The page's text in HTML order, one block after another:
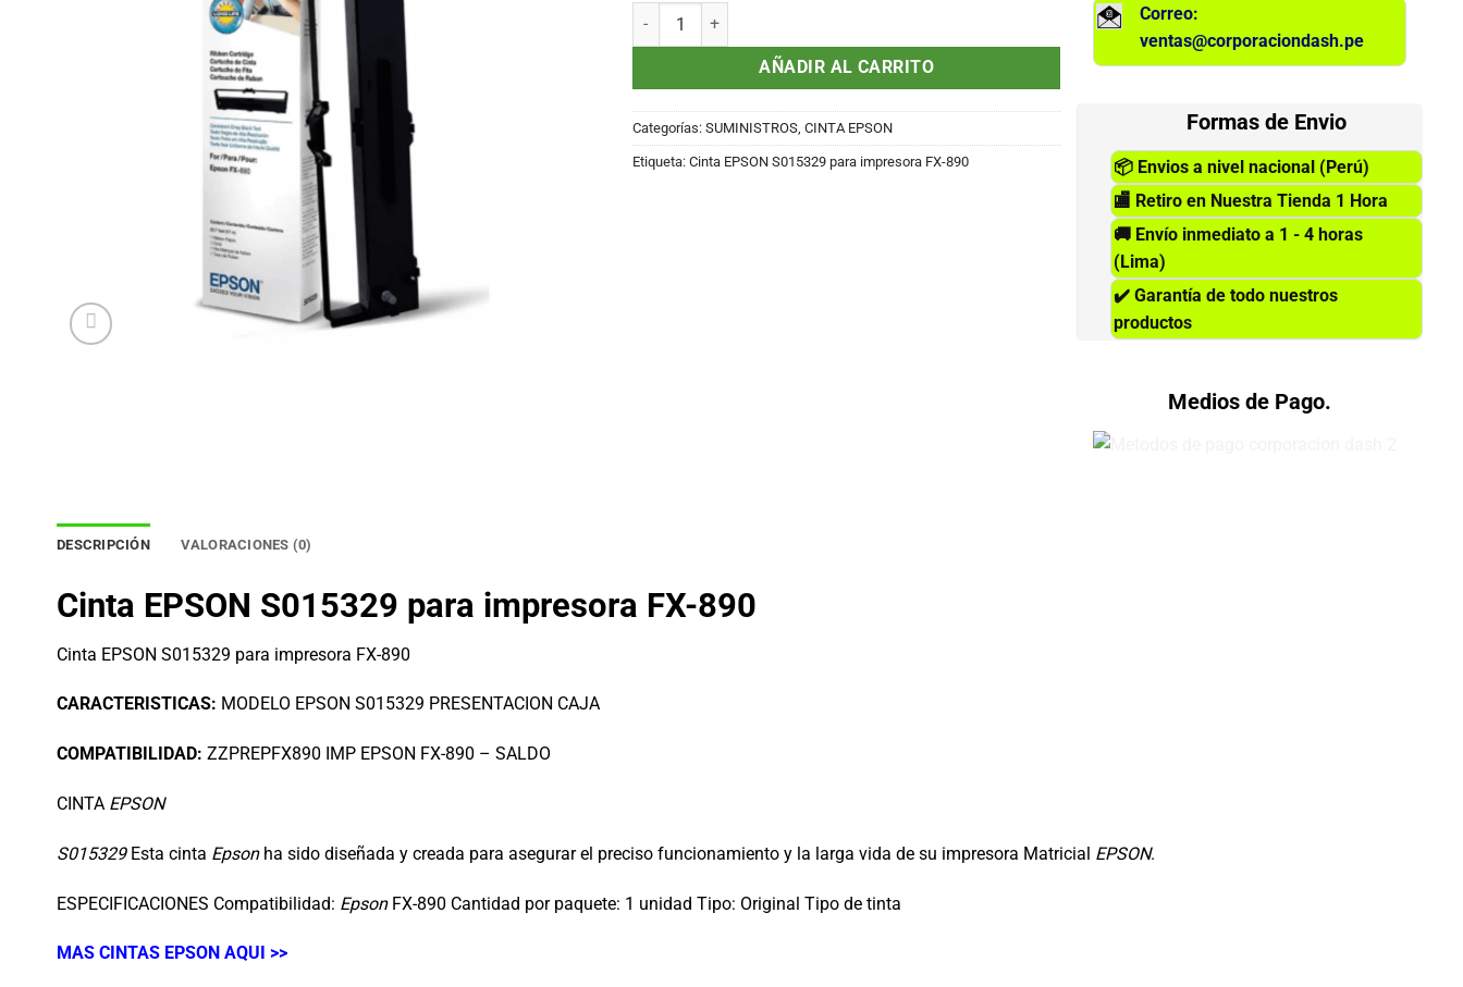
Cinta EPSON S015329 para impresora FX-890 cantidad
AÑADIR AL CARRITO
Categorías:SUMINISTROS,CINTA EPSON
Etiqueta:Cinta EPSON S015329 para impresora FX-890
Correo:
ventas@corporaciondash.pe
Formas de Envio
📦 Envios a nivel nacional (Perú)
🏬 Retiro en Nuestra Tienda 1 Hora
🚚 Envío inmediato a 1 - 4 horas
(Lima)
✔️ Garantía de todo nuestros
productos
Medios de Pago.
DESCRIPCIÓN VALORACIONES (0)
Cinta EPSON S015329 para impresora FX-890
Cinta EPSON S015329 para impresora FX-890
CARACTERISTICAS: MODELO EPSON S015329 PRESENTACION CAJA
COMPATIBILIDAD: ZZPREPFX890 IMP EPSON FX-890 – SALDO
CINTA EPSON
S015329Esta cinta Epsonha sido diseñada y creada para asegurar el preciso funcionamiento y la larga vida de su impresora Matricial EPSON.
ESPECIFICACIONES Compatibilidad: EpsonFX-890 Cantidad por paquete: 1 unidad Tipo: Original Tipo de tinta
MAS CINTAS EPSON AQUI >>